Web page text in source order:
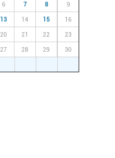
6 7 8 9
13 14 15 16
20 21 22 23
27 28 29 30